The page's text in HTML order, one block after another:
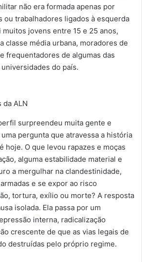
não era formada apenas por
ou trabalhadores ligados à esquerda
jovens entre 15 e 25 anos,
classe média urbana, moradores de
frequentadores de algumas das
do país.
ALN
surpreendeu muita gente e
pergunta que atravessa a história
hoje. O que levou rapazes e moças
alguma estabilidade material e
a mergulhar na clandestinidade,
e se expor ao risco
tortura, exílio ou morte? A resposta
isolada. Ela passa por um
interna, radicalização
crescente de que as vias legais de
destruídas pelo próprio regime.